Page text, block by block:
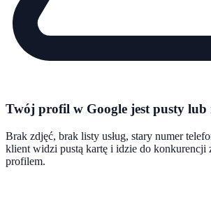
Twój profil w Google jest pusty
Brak zdjęć, brak listy usług, stary numer
klient widzi pustą kartę i idzie do konkurencji
profilem.